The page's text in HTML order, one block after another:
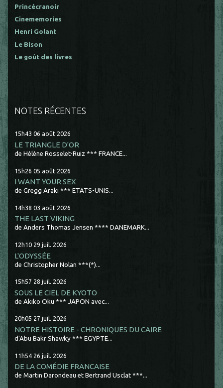
Princécranoir
Cinememories
Henri Golant
Le Bison
Le goût des livres
NOTES RÉCENTES
15h43 06 août 2026
LE TRIANGLE D'OR
de Hélène Rosselet-Ruiz *** FRANCE...
15h26 05 août 2026
I WANT YOUR SEX
de Gregg Araki *** ETATS-UNIS...
14h38 03 août 2026
THE LAST VIKING
de Anders Thomas Jensen **** DANEMARK...
12h10 29 juil. 2026
L'ODYSSÉE
de Christopher Nolan ***(*)...
15h57 28 juil. 2026
SOUS LE CIEL DE KYOTO
de Akiko Oku *** JAPON avec...
20h05 27 juil. 2026
NOTRE HISTOIRE - CHRONIQUES DU CAIRE
d'Abu Bakr Shawky *** EGYPTE...
11h54 26 juil. 2026
DE LA COMÉDIE FRANCAISE
de Martin Darondeau et Bertrand Usclat ***...